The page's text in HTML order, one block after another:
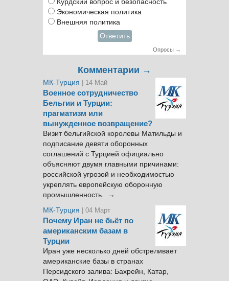
Курдский вопрос и безопасность
Экономическая политика
Внешняя политика
Ответить
Опросы →
Комментарии →
МК-Турция | 14 Май
Военное сотрудничество
Бельгии и Турции:
прагматизм или
вынужденное возвращение?
Визит бельгийской королевы Матильды и
подписание девяти оборонных
соглашений с Турцией официально
объясняют двумя главными причинами:
российской угрозой и необходимостью
укреплять европейскую оборонную
промышленность. →
МК-Турция
| 04 Март
Почему Иран не бьёт по
американским базам в
Турции
Иран уже несколько дней обстреливает
американские базы в странах
Персидского залива: Бахрейн, Катар,